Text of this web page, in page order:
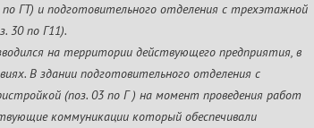
ГТ) и подготовительного отделения с трехэтажной
30 по Г11).
на территории действующего предприятия, в
В здании подготовительного отделения с
(поз. 03 по Г ) на момент проведения работ
коммуникации который обеспечивали